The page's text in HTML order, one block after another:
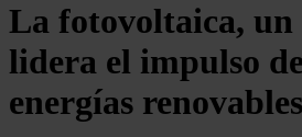
La fotovoltaica,
lidera el impulso
energías renovables